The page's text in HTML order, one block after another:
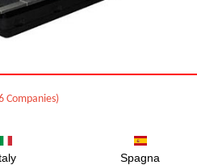
Companies)
Spagna